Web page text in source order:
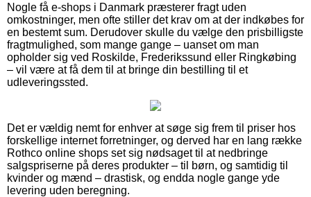
Nogle få e-shops i Danmark præsterer fragt uden
omkostninger, men ofte stiller det krav om at der indkøbes for
en bestemt sum. Derudover skulle du vælge den prisbilligste
fragtmulighed, som mange gange – uanset om man
opholder sig ved Roskilde, Frederikssund eller Ringkøbing
– vil være at få dem til at bringe din bestilling til et
udleveringssted.
Det er vældig nemt for enhver at søge sig frem til priser hos
forskellige internet forretninger, og derved har en lang række
Rothco online shops set sig nødsaget til at nedbringe
salgspriserne på deres produkter – til børn, og samtidig til
kvinder og mænd – drastisk, og endda nogle gange yde
levering uden beregning.